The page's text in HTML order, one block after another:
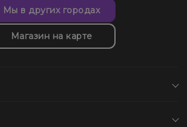
Мы в других городах
Магазин на карте